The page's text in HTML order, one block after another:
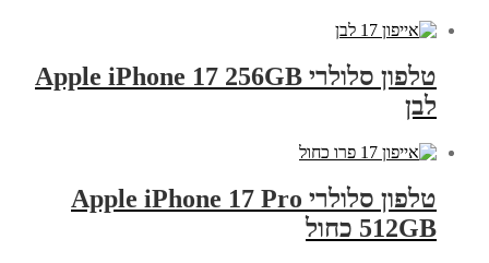
טלפון סלולרי Apple iPhone 17 256GB
לבן
טלפון סלולרי Apple iPhone 17 Pro
512GB כחול